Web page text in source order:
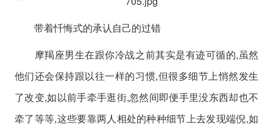
带着忏悔式的承认自己的过错
摩羯座男生在跟你冷战之前其实是有迹可循的,虽然
他们还会保持跟以往一样的习惯,但很多细节上悄然发生
了改变,如以前手牵手逛街,忽然间即便手里没东西却也不
牵了等等,这些要靠两人相处的种种细节上去发现端倪,如